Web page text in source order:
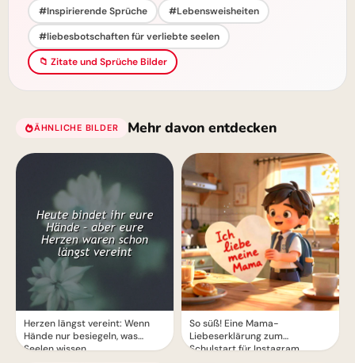
#Inspirierende Sprüche
#Lebensweisheiten
#liebesbotschaften für verliebte seelen
📁 Zitate und Sprüche Bilder
ÄHNLICHE BILDER Mehr davon entdecken
Herzen längst vereint: Wenn
Hände nur besiegeln, was
Seelen wissen.
So süß! Eine Mama-
Liebeserklärung zum
Schulstart für Instagram